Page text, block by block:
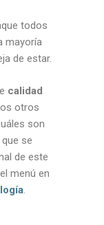
todos
mayoría
de estar.
calidad
otros
son
se
de este
menú en
.